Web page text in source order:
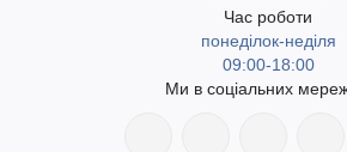
Час роботи
понеділок-неділя
09:00-18:00
Ми в соціальних